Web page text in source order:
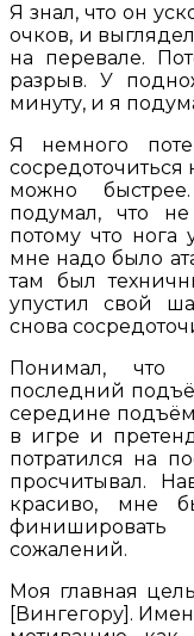
Я знал, что он
очков, и
на перевале.
разрыв. У
минуту, и я
Я немного
можно
подумал, что
потому что нога
мне надо было
там был
упустил свой
снова
Понимал, что
последний
середине
в игре и
потратился на
просчитывал.
красиво, мне
сожалений.
Моя главная
[Вингегору].